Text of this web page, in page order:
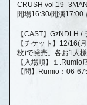
CRUSH vol.19 -
開場16:30/開演17:00
【CAST】GzNDLH /
【チケット】12/16(
枚)で発売。各お1人
【入場順】１.Rumio
【問】Rumio：06-